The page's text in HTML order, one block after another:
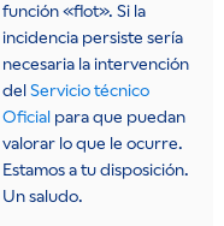
función «flot». Si la
incidencia persiste sería
necesaria la intervención
delServicio técnico
Oficialpara que puedan
valorar lo que le ocurre.
Estamos a tu disposición.
Un saludo.